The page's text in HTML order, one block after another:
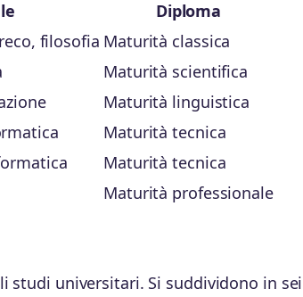
Diploma
filosofia Maturità classica
Maturità scientifica
Maturità linguistica
Maturità tecnica
Maturità tecnica
Maturità professionale
studi universitari. Si suddividono in sei